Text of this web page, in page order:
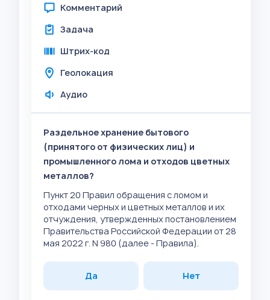
Комментарий
Задача
Штрих-код
Геолокация
Аудио
Раздельное хранение бытового
(принятого от физических лиц) и
промышленного лома и отходов цветных
металлов?
Пункт 20 Правил обращения с ломом и
отходами черных и цветных металлов и их
отчуждения, утвержденных постановлением
Правительства Российской Федерации от 28
мая 2022 г. N 980 (далее - Правила).
Да Нет